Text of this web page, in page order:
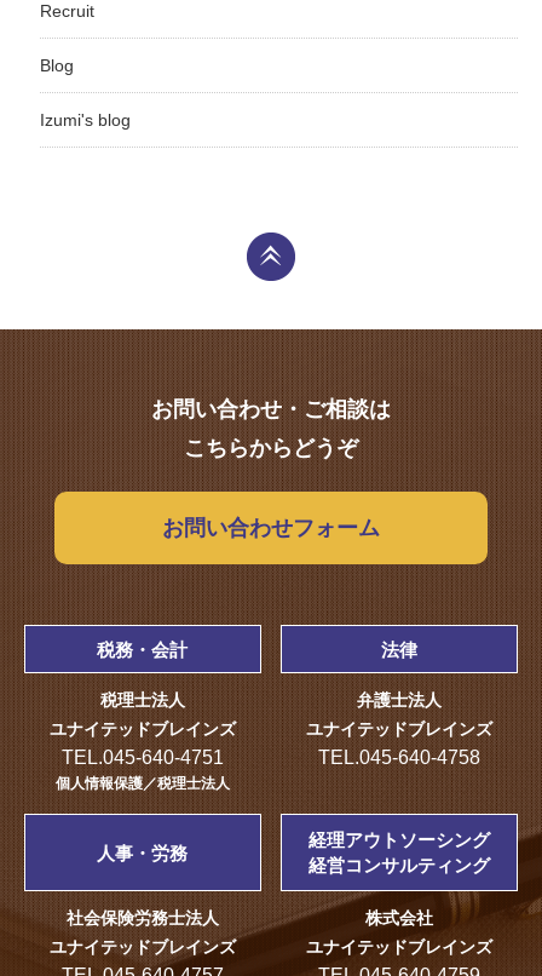
Recruit
Blog
Izumi's blog
お問い合わせ・ご相談は
こちらからどうぞ
お問い合わせフォーム
税務・会計
税理士法人
ユナイテッドブレインズ
TEL.045-640-4751
個人情報保護／税理士法人
法律
弁護士法人
ユナイテッドブレインズ
TEL.045-640-4758
人事・労務
社会保険労務士法人
ユナイテッドブレインズ
経理アウトソーシング
経営コンサルティング
株式会社
ユナイテッドブレインズ